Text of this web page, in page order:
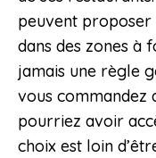
peuvent proposer
dans des zones à
jamais une règle
vous commandez
pourriez avoir
choix est loin